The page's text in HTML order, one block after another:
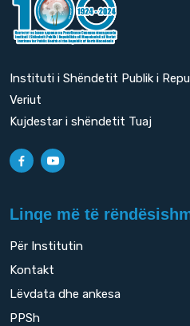
Instituti i Shëndetit Publik i
Veriut
Kujdestar i shëndetit Tuaj
Linqe më të
Për Institutin
Kontakt
Lëvdata dhe ankesa
PPSh